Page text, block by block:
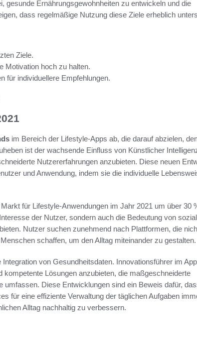
gesunde Ernährungsgewohnheiten zu entwickeln und die
dass regelmäßige Nutzung diese Ziele erheblich
Ziele.
Motivation hoch zu halten.
für individuellere Empfehlungen.
im Bereich der Lifestyle-Apps ab, die darauf abzielen,
ist der wachsende Einfluss von Künstlicher
Nutzererfahrungen anzubieten. Diese neuen
und Anwendung, indem sie die individuelle
für Lifestyle-Anwendungen im Jahr 2021 um über 30
der Nutzer, sondern auch die Bedeutung von
Nutzer suchen zunehmend nach Plattformen, die
schaffen, um den Alltag miteinander zu gestalten.
von Gesundheitsdaten. Innovationsführer im
Lösungen anzubieten, die maßgeschneiderte
umfassen. Diese Entwicklungen sind ein Beweis dafür,
für eine effiziente Verwaltung der täglichen Aufgaben
Alltag nachhaltig zu verbessern.